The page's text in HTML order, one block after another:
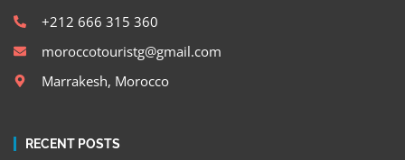
+212 666 315 360
moroccotouristg@gmail.com
Marrakesh, Morocco
RECENT POSTS